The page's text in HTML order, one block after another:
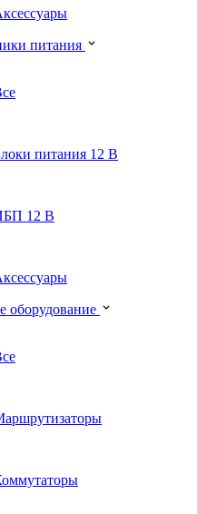
питания
питания 12 В
12 В
оборудование